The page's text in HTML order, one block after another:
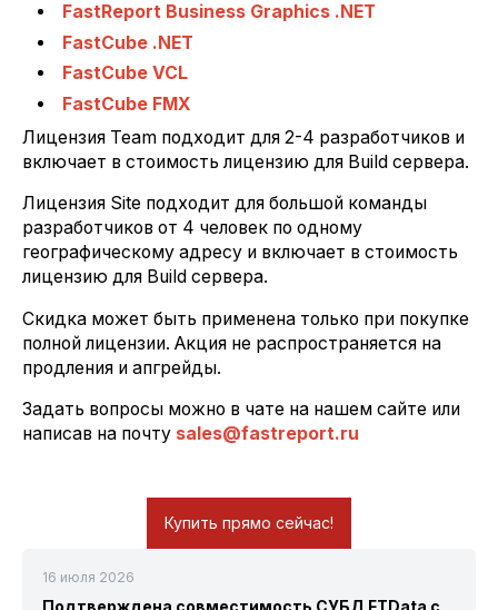
FastReport Business Graphics .NET
FastCube .NET
FastCube VCL
FastCube FMX
Лицензия Team подходит для 2-4 разработчиков и
включает в стоимость лицензию для Build сервера.
Лицензия Site подходит для большой команды
разработчиков от 4 человек по одному
географическому адресу и включает в стоимость
лицензию для Build сервера.
Скидка может быть применена только при покупке
полной лицензии. Акция не распространяется на
продления и апгрейды.
Задать вопросы можно в чате на нашем сайте или
написав на почту sales@fastreport.ru
Купить прямо сейчас!
16 июля 2026